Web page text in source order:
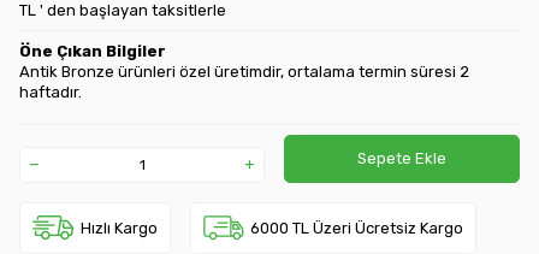
TL ' den başlayan taksitlerle
Öne Çıkan Bilgiler
Antik Bronze ürünleri özel üretimdir, ortalama termin süresi 2
haftadır.
Sepete Ekle
Hızlı Kargo 6000 TL Üzeri Ücretsiz Kargo